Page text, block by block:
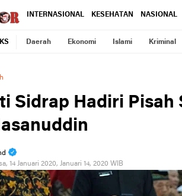
INTERNASIONAL KESEHATAN NASIONAL
Daerah Ekonomi Islami Kriminal
Sidrap Hadiri Pisah
14 Januari 2020, Januari 14, 2020 WIB